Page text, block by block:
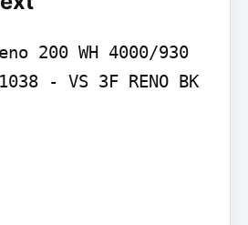
200 WH 4000/930
- VS 3F RENO BK